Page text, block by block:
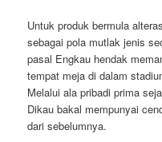
Untuk produk bermula
sebagai pola mutlak jenis
pasal Engkau hendak
tempat meja di dalam
Melalui ala pribadi prima
Dikau bakal mempunyai
dari sebelumnya.